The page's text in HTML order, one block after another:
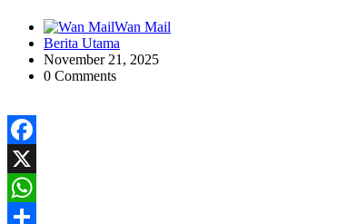
Wan Mail
Berita Utama
November 21, 2025
0 Comments
Facebook
X
WhatsApp